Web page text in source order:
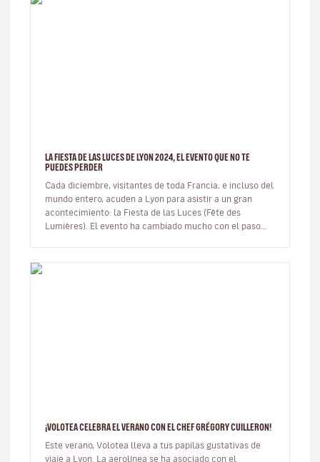
LA FIESTA DE LAS LUCES DE LYON 2024, EL EVENTO QUE NO TE
PUEDES PERDER
Cada diciembre, visitantes de toda Francia, e incluso del
mundo entero, acuden a Lyon para asistir a un gran
acontecimiento: la Fiesta de las Luces (Fête des
Lumières). El evento ha cambiado mucho con el paso
¡VOLOTEA CELEBRA EL VERANO CON EL CHEF GRÉGORY CUILLERON!
Este verano, Volotea lleva a tus papilas gustativas de
viaje a Lyon. La aerolínea se ha asociado con el